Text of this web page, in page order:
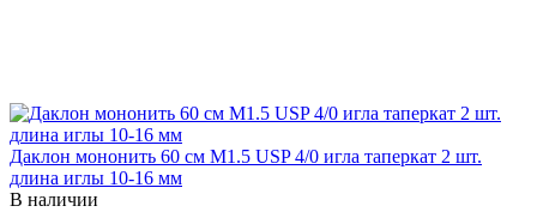
Даклон мононить 60 см М1.5 USP 4/0 игла таперкат 2 шт.
длина иглы 10-16 мм
В наличии